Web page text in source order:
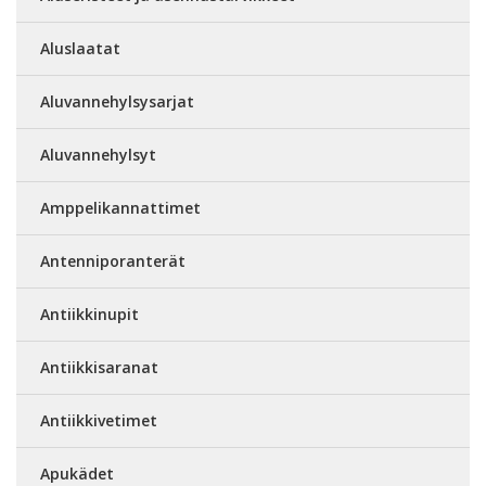
Aluslaatat
Aluvannehylsysarjat
Aluvannehylsyt
Amppelikannattimet
Antenniporanterät
Antiikkinupit
Antiikkisaranat
Antiikkivetimet
Apukädet